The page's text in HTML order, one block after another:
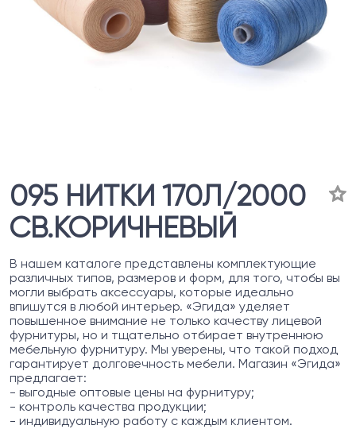
095 НИТКИ 170Л/2000
СВ.КОРИЧНЕВЫЙ
В нашем каталоге представлены комплектующие
различных типов, размеров и форм, для того, чтобы вы
могли выбрать аксессуары, которые идеально
впишутся в любой интерьер. «Эгида» уделяет
повышенное внимание не только качеству лицевой
фурнитуры, но и тщательно отбирает внутреннюю
мебельную фурнитуру. Мы уверены, что такой подход
гарантирует долговечность мебели. Магазин «Эгида»
предлагает:
- выгодные оптовые цены на фурнитуру;
- контроль качества продукции;
- индивидуальную работу с каждым клиентом.